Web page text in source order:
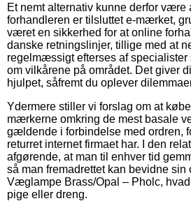
Et nemt alternativ kunne derfor være
forhandleren er tilsluttet e-mærket,
været en sikkerhed for at online
danske retningslinjer, tillige med at
regelmæssigt efterses af specialister
om vilkårene på området. Det giver
hjulpet, såfremt du oplever
Ydermere stiller vi forslag om at
mærkerne omkring de mest basale
gældende i forbindelse med ordren,
returret internet firmaet har. I den
afgørende, at man til enhver tid
så man fremadrettet kan bevidne sin
Væglampe Brass/Opal – Pholc,
pige eller dreng.